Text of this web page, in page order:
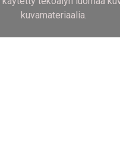
kuvamateriaalia.